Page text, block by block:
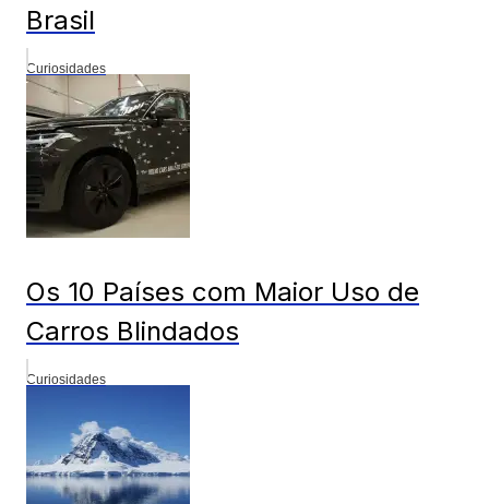
Brasil
Curiosidades
Os 10 Países com Maior Uso de
Carros Blindados
Curiosidades